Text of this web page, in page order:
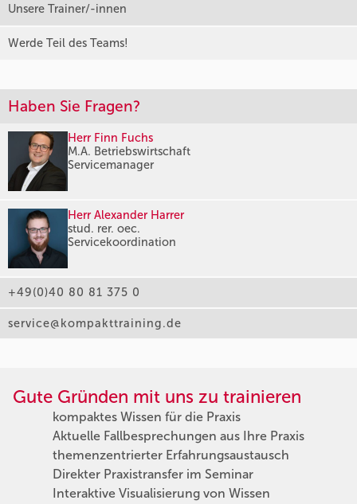
Haben Sie Fragen?
Herr Finn Fuchs
M.A. Betriebswirtschaft
Servicemanager
Herr Alexander Harrer
stud. rer. oec.
Servicekoordination
+49(0)40 80 81 375 0
service@kompakttraining.de
Unsere Trainer/-innen
Werde Teil des Teams!
Gute Gründen mit uns zu trainieren
kompaktes Wissen für die Praxis
Aktuelle Fallbesprechungen aus Ihre Praxis
themenzentrierter Erfahrungsaustausch
Direkter Praxistransfer im Seminar
Interaktive Visualisierung von Wissen